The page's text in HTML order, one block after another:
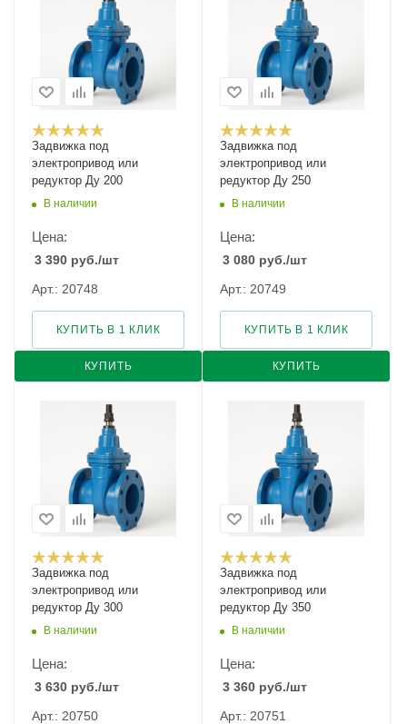
Задвижка под
электропривод или
редуктор Ду 200
В наличии
Цена:
3 390 руб./шт
Арт.: 20748
КУПИТЬ
КУПИТЬ В 1 КЛИК
Задвижка под
электропривод или
редуктор Ду 250
В наличии
Цена:
3 080 руб./шт
Арт.: 20749
КУПИТЬ
КУПИТЬ В 1 КЛИК
Задвижка под
электропривод или
редуктор Ду 300
В наличии
Цена:
3 630 руб./шт
Арт.: 20750
Задвижка под
электропривод или
редуктор Ду 350
В наличии
Цена:
3 360 руб./шт
Арт.: 20751